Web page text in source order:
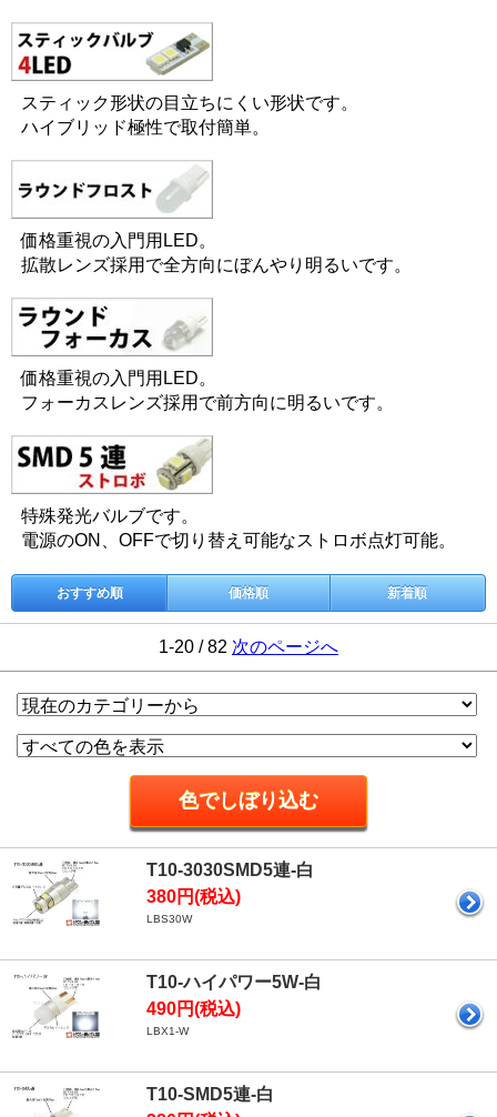
スティック形状の目立ちにくい形状です。
ハイブリッド極性で取付簡単。
価格重視の入門用LED。
拡散レンズ採用で全方向にぼんやり明るいです。
価格重視の入門用LED。
フォーカスレンズ採用で前方向に明るいです。
特殊発光バルブです。
電源のON、OFFで切り替え可能なストロボ点灯可能。
おすすめ順 価格順 新着順
1-20 / 82 次のページへ
T10-3030SMD5連-白
380円(税込)
LBS30W
T10-ハイパワー5W-白
490円(税込)
LBX1-W
T10-SMD5連-白